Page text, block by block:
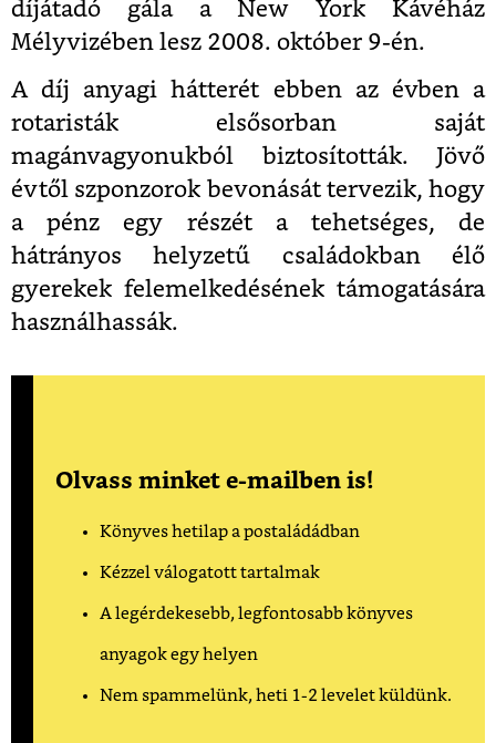
díjátadó gála a New York Kávéház
Mélyvizében lesz 2008. október 9-én.
A díj anyagi hátterét ebben az évben a
rotaristák elsősorban saját
magánvagyonukból biztosították. Jövő
évtől szponzorok bevonását tervezik, hogy
a pénz egy részét a tehetséges, de
hátrányos helyzetű családokban élő
gyerekek felemelkedésének támogatására
használhassák.
Olvass minket e-mailben is!
Könyves hetilap a postaládádban
Kézzel válogatott tartalmak
A legérdekesebb, legfontosabb könyves
anyagok egy helyen
Nem spammelünk, heti 1-2 levelet küldünk.